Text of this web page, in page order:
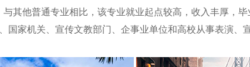
其他普通专业相比，该专业就业起点较高，收入丰厚，
国家机关、宣传文教部门、企事业单位和高校从事表演、